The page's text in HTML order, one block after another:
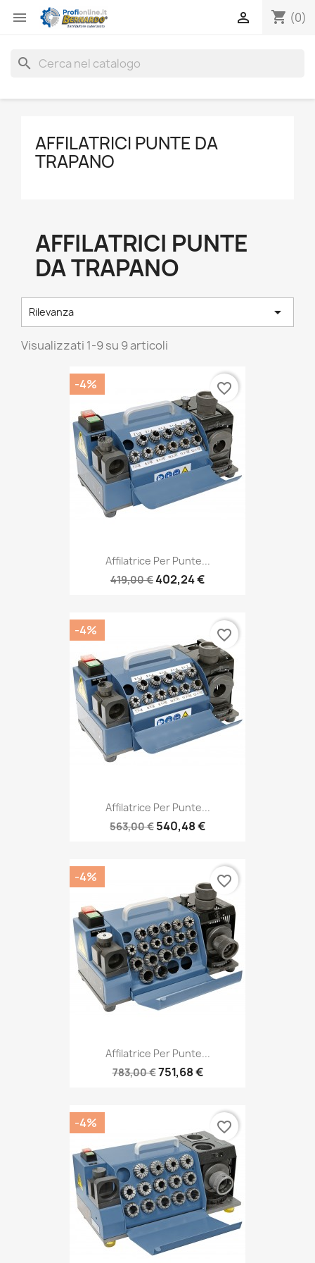
 shopping_cart (0)

search
AFFILATRICI PUNTE DA
TRAPANO
AFFILATRICI PUNTE
DA TRAPANO
Rilevanza 
Visualizzati 1-9 su 9 articoli
Affilatrice Per Punte...
419,00 €402,24 €
-4% favorite_border
Affilatrice Per Punte...
563,00 € 540,48 €
-4% favorite_border
Affilatrice Per Punte...
783,00 €751,68 €
-4% favorite_border
-4% favorite_border